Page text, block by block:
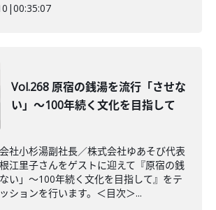
|00:35:07
Vol.268 原宿の銭湯を流行「させな
い」～100年続く文化を目指して
社小杉湯副社長／株式会社ゆあそび代表
江里子さんをゲストに迎えて『原宿の銭
い」～100年続く文化を目指して』をテ
ションを行います。＜目次＞...